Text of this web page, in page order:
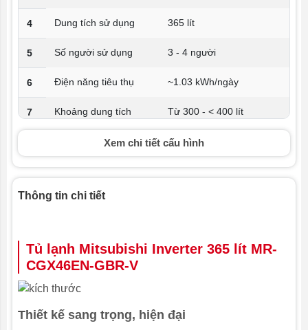
4 Dung tích sử dụng 365 lít
5 Số người sử dụng 3 - 4 người
6 Điện năng tiêu thụ ~1.03 kWh/ngày
7 Khoảng dung tích Từ 300 - < 400 lít
Công nghệ Inverter Tủ lạnh Inverter
9
Công nghệ kháng
Bộ lọc Carbon hoạt tính
11 Chất liệu cửa tủ lạnh
12 Chất liệu khay ngăn
cm - Sâu 66 cm
Xem chi tiết cấu hình
Thông tin chi tiết
Tủ lạnh Mitsubishi Inverter 365 lít MR-
CGX46EN-GBR-V
Thiết kế sang trọng, hiện đại